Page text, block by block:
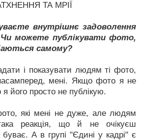
ТА МРІЇ
внутрішнє задоволення
Чи можете публікувати фото,
самому?
і показувати людям ті фото,
мені. Якщо фото я не
його просто не публікую.
які мені не дуже, але людям
реакція, що й не очікуєш
буває. А в групі "Єдині у кадрі" є